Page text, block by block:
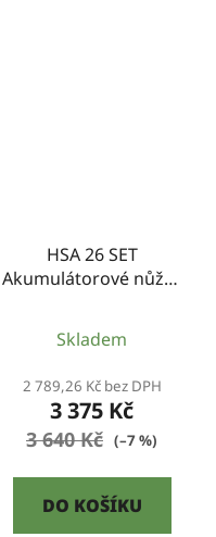
HSA 26 SET
Akumulátorové nůžky
Skladem
2 789,26 Kč bez DPH
3 375 Kč
3 640 Kč (–7 %)
DO KOŠÍKU